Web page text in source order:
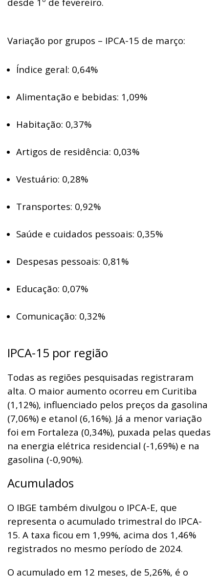
Variação por grupos – IPCA-15 de março:
Índice geral: 0,64%
Alimentação e bebidas: 1,09%
Habitação: 0,37%
Artigos de residência: 0,03%
Vestuário: 0,28%
Transportes: 0,92%
Saúde e cuidados pessoais: 0,35%
Despesas pessoais: 0,81%
Educação: 0,07%
Comunicação: 0,32%
IPCA-15 por região
Todas as regiões pesquisadas registraram
alta. O maior aumento ocorreu em Curitiba
(1,12%), influenciado pelos preços da gasolina
(7,06%) e etanol (6,16%). Já a menor variação
foi em Fortaleza (0,34%), puxada pelas quedas
na energia elétrica residencial (-1,69%) e na
gasolina (-0,90%).
Acumulados
O IBGE também divulgou o IPCA-E, que
representa o acumulado trimestral do IPCA-
15. A taxa ficou em 1,99%, acima dos 1,46%
registrados no mesmo período de 2024.
O acumulado em 12 meses, de 5,26%, é o